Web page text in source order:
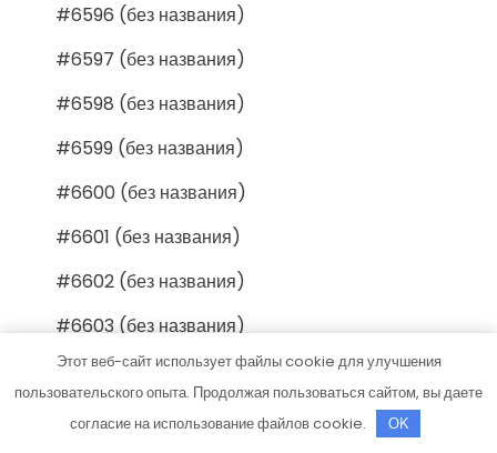
#6596 (без названия)
#6597 (без названия)
#6598 (без названия)
#6599 (без названия)
#6600 (без названия)
#6601 (без названия)
#6602 (без названия)
#6603 (без названия)
#6604 (без названия)
Этот веб-сайт использует файлы cookie для улучшения
пользовательского опыта. Продолжая пользоваться сайтом, вы даете
согласие на использование файлов cookie.
OK